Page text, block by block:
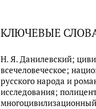
КЛЮЧЕВЫЕ
Н. Я. Данилевский;
всечеловеческое;
русского народа и
исследования;